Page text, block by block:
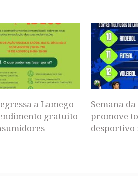
a Lamego
gratuito
Semana
promove